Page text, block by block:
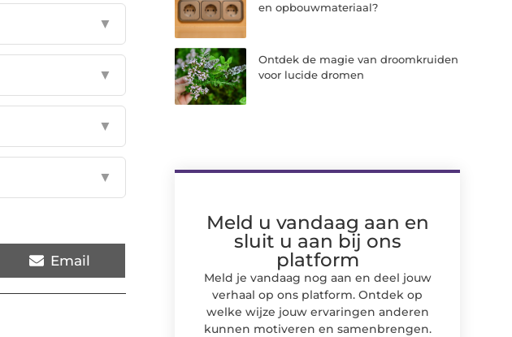
▼
▼
▼
▼
Email
en opbouwmateriaal?
Ontdek de magie van droomkruiden
voor lucide dromen
Meld u vandaag aan en
sluit u aan bij ons
platform
Meld je vandaag nog aan en deel jouw
verhaal op ons platform. Ontdek op
welke wijze jouw ervaringen anderen
kunnen motiveren en samenbrengen.